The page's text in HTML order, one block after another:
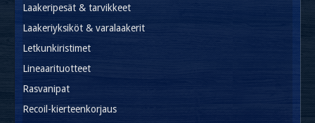
Laakeripesät & tarvikkeet
Laakeriyksiköt & varalaakerit
Letkunkiristimet
Lineaarituotteet
Rasvanipat
Recoil-kierteenkorjaus